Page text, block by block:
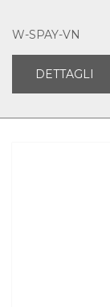
W-SPAY-VN
DETTAGLI